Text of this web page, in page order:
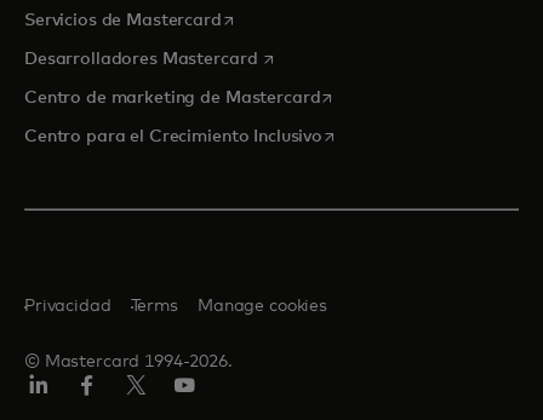
Servicios de Mastercardse abre en una pestaña nueva
Desarrolladores Mastercard se abre en una pestaña nueva
Centro de marketing de Mastercardse abre en una pestaña
Centro para el Crecimiento Inclusivose abre en una pestaña
© Mastercard 1994-2026.
Privacidad Terms Manage cookies